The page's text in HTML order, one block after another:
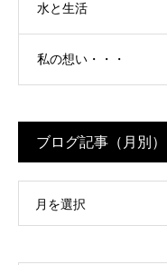
水と生活
私の想い・・・
ブログ記事（月別）
月を選択